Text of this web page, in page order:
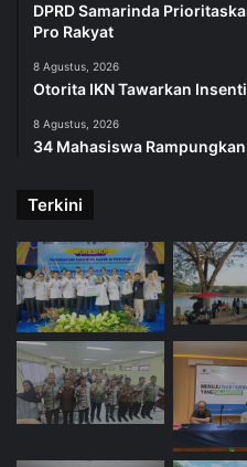
DPRD Samarinda
Pro Rakyat
8 Agustus, 2026
Otorita IKN Tawarkan
8 Agustus, 2026
34 Mahasiswa Rampungkan
Terkini